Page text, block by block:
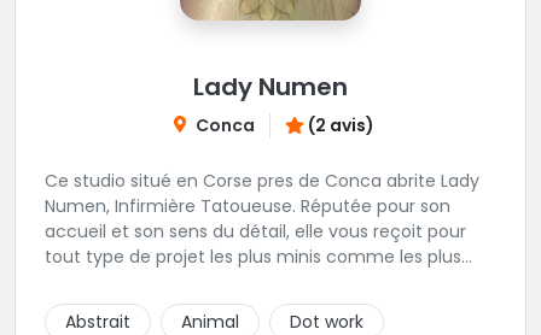
Lady Numen
Conca (2 avis)
Ce studio situé en Corse pres de Conca abrite Lady
Numen, Infirmière Tatoueuse. Réputée pour son
accueil et son sens du détail, elle vous reçoit pour
tout type de projet les plus minis comme les plus
Abstrait
Animal
Dot work